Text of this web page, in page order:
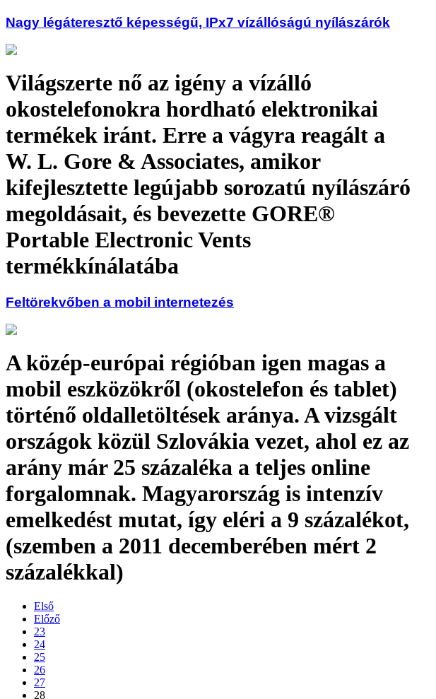
Nagy légáteresztő képességű, IPx7 vízállóságú nyílászárók
Világszerte nő az igény a vízálló
okostelefonokra hordható elektronikai
termékek iránt. Erre a vágyra reagált a
W. L. Gore & Associates, amikor
kifejlesztette legújabb sorozatú nyílászáró
megoldásait, és bevezette GORE®
Portable Electronic Vents
termékkínálatába
Feltörekvőben a mobil internetezés
A közép-európai régióban igen magas a
mobil eszközökről (okostelefon és tablet)
történő oldalletöltések aránya. A vizsgált
országok közül Szlovákia vezet, ahol ez az
arány már 25 százaléka a teljes online
forgalomnak. Magyarország is intenzív
emelkedést mutat, így eléri a 9 százalékot,
(szemben a 2011 decemberében mért 2
százalékkal)
Első
Előző
23
24
25
26
27
28